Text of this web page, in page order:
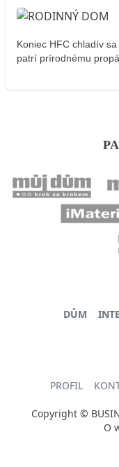
Koniec HFC chladív
patrí prírodnému
DŮM
PROFIL
Copyright ©